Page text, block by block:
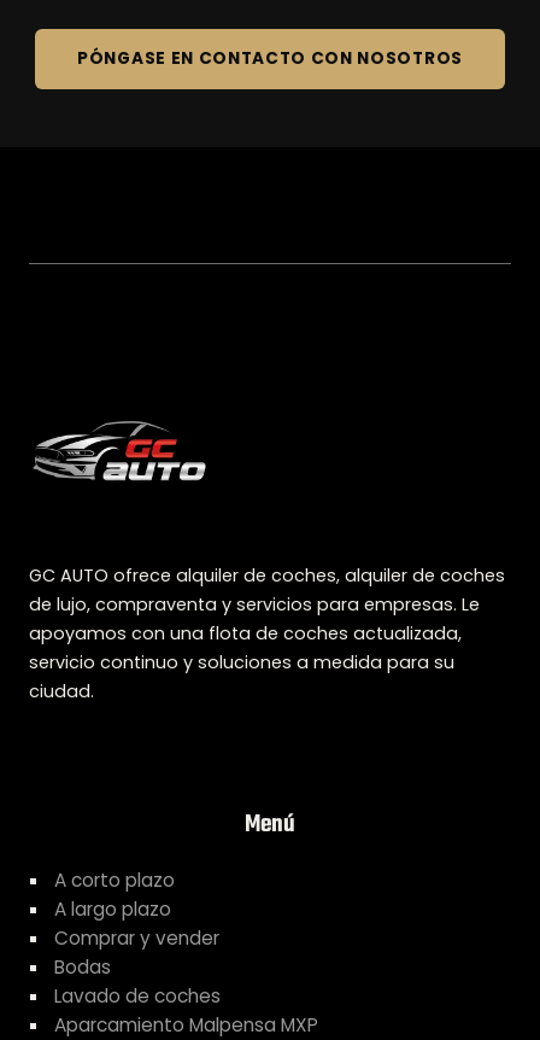
PÓNGASE EN CONTACTO CON NOSOTROS
GC AUTO ofrece alquiler de coches, alquiler de coches
de lujo, compraventa y servicios para empresas. Le
apoyamos con una flota de coches actualizada,
servicio continuo y soluciones a medida para su
ciudad.
Menú
A corto plazo
A largo plazo
Comprar y vender
Bodas
Lavado de coches
Aparcamiento Malpensa MXP